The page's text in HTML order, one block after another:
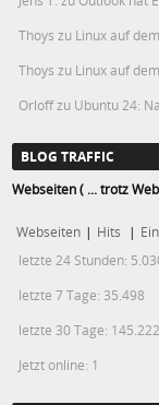
Thoys zu Linux auf
Thoys zu Linux auf
Orloffzu Ubuntu 24:
BLOG TRAFFIC
Webseiten ( ... trotz
Webseiten | Hits |
letzte 24 Stunden:
letzte 7 Tage: 35.498
letzte 30 Tage: 145.222
Jetzt online: 1